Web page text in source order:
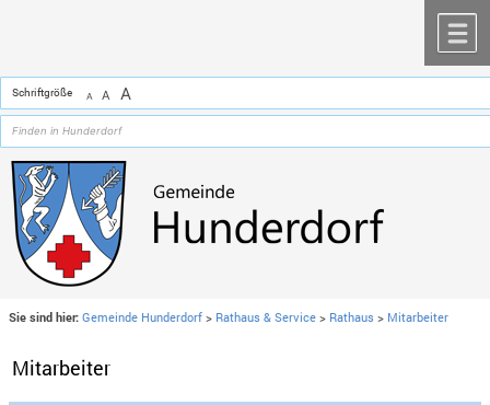
Schriftgröße A A A
Sie sind hier: Gemeinde Hunderdorf > Rathaus & Service > Rathaus > Mitarbeiter
Mitarbeiter